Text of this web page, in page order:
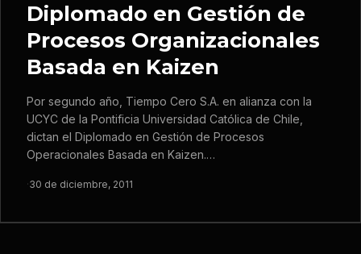
Diplomado en Gestión de
Procesos Organizacionales
Basada en Kaizen
Por segundo año, Tiempo Cero S.A. en alianza con la
UCYC de la Pontificia Universidad Católica de Chile,
dictan el Diplomado en Gestión de Procesos
Operacionales Basada en Kaizen.…
·30 de diciembre, 2011